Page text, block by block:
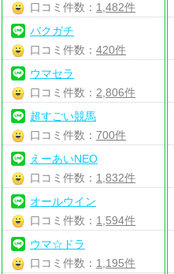
口コミ件数： 1,482件
バクガチ
口コミ件数：420件
ウマセラ
口コミ件数： 2,806件
超すごい競馬
口コミ件数：700件
えーあいNEO
口コミ件数： 1,832件
オールウイン
口コミ件数： 1,594件
ウマ☆ドラ
口コミ件数： 1,195件